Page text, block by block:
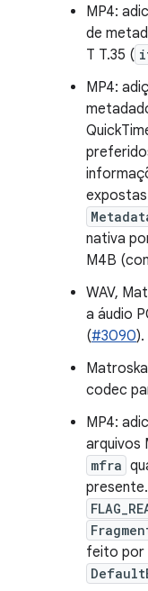
MP4:
de
T T.35 (
MP4:
nativa
M4B
WAV,
a áudio
(#3090).
codec
MP4:
arquivos
mfra
feito por